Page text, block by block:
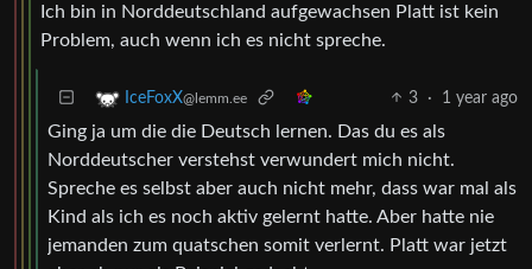
Ich bin in Norddeutschland aufgewachsen Platt ist kein
Problem, auch wenn ich es nicht spreche.
IceFoxX@lemm.ee 3 · 1 year ago
Ging ja um die die Deutsch lernen. Das du es als
Norddeutscher verstehst verwundert mich nicht.
Spreche es selbst aber auch nicht mehr, dass war mal als
Kind als ich es noch aktiv gelernt hatte. Aber hatte nie
jemanden zum quatschen somit verlernt. Platt war jetzt